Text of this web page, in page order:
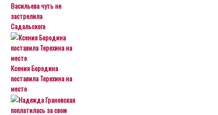
Васильева чуть не
застрелила
Садальского
Ксения Бородина
поставила Терехина на
место